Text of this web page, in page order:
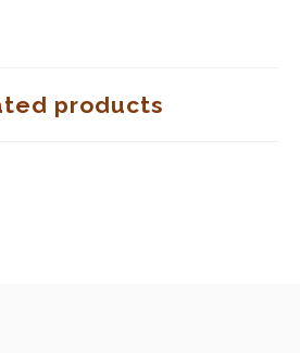
products